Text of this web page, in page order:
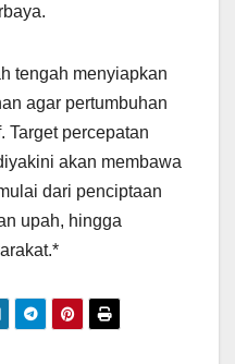
tengah menyiapkan
agar pertumbuhan
Target percepatan
akan membawa
dari penciptaan
upah, hingga